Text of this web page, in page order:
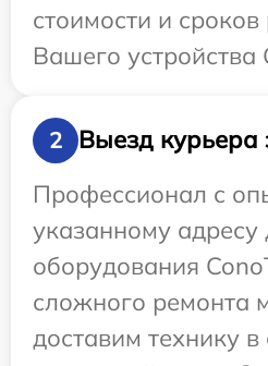
стоимости и
Вашего устройства
2
Выезд курьера
Профессионал с
указанному адресу
оборудования
сложного ремонта
доставим технику в